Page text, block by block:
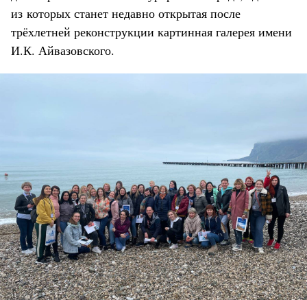
из которых станет недавно открытая после
трёхлетней реконструкции картинная галерея имени
И.К. Айвазовского.